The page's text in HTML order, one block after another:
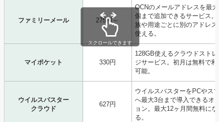
ファミリーメール 275円～
OCNのメールアドレスを最
個まで追加できるサービス。
族や用途ごとに別のアドレス
使える。
マイポケット 330円
128GB使えるクラウドスト
ジサービス。初月は無料で利
可能。
ウイルスバスター
クラウド
627円
ウイルスバスターをPCやス
へ最大3台まで導入できるオ
ョン。最大12ヶ月間無料にな
る。
スクロールできます